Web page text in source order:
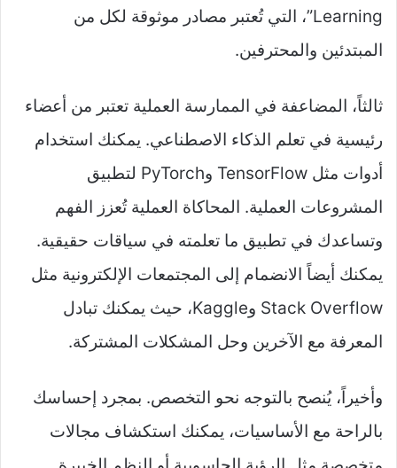
Learning”، التي تُعتبر مصادر موثوقة لكل من
المبتدئين والمحترفين.
ثالثاً، المضاعفة في الممارسة العملية تعتبر من أعضاء
رئيسية في تعلم الذكاء الاصطناعي. يمكنك استخدام
أدوات مثل TensorFlow وPyTorch لتطبيق
المشروعات العملية. المحاكاة العملية تُعزز الفهم
وتساعدك في تطبيق ما تعلمته في سياقات حقيقية.
يمكنك أيضاً الانضمام إلى المجتمعات الإلكترونية مثل
Stack Overflow وKaggle، حيث يمكنك تبادل
المعرفة مع الآخرين وحل المشكلات المشتركة.
وأخيراً، يُنصح بالتوجه نحو التخصص. بمجرد إحساسك
بالراحة مع الأساسيات، يمكنك استكشاف مجالات